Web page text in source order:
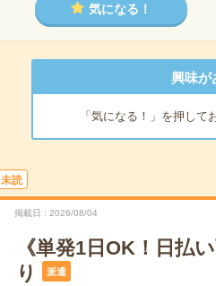
気になる！
興味が
「気になる！」を押して
未読
掲載日 2026/08/04
《単発1日OK！日払
り
派遣